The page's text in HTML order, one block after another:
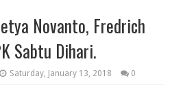
Novanto, Fredrich
Sabtu Dihari.
Saturday, January 13, 2018 0